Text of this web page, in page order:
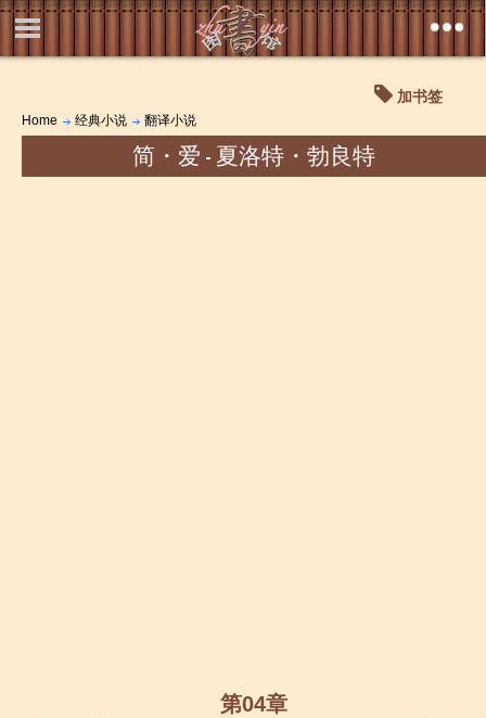
加书签
Home 经典小说 翻译小说
简・爱 - 夏洛特・勃良特
第04章